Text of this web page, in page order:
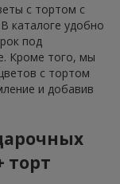
с тортом с
каталоге удобно
под
Кроме того, мы
с тортом
и добавив
торт